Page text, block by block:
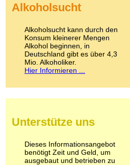
Kokain
LSD
Marihuana
Medikamente
Meskalin
Metamphetamin
Methadon
Pilze
Psychopharmaka
Schlafmittel
Schmerzmittel
Alkoholsucht
Alkoholsucht kann durch den
Konsum kleinerer Mengen
Alkohol beginnen, in
Deutschland gibt es über 4,3
Mio. Alkoholiker.
Hier Informieren ...
Unterstütze uns
Dieses Informationsangebot
benötigt Zeit und Geld, um
ausgebaut und betrieben zu